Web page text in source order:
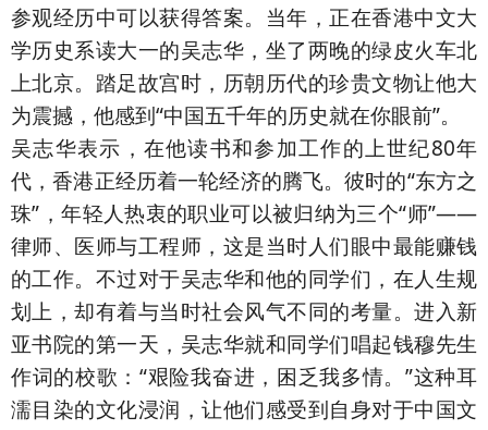
参观经历中可以获得答案。当年，正在香港中文大
学历史系读大一的吴志华，坐了两晚的绿皮火车北
上北京。踏足故宫时，历朝历代的珍贵文物让他大
为震撼，他感到“中国五千年的历史就在你眼前”。
吴志华表示，在他读书和参加工作的上世纪80年
代，香港正经历着一轮经济的腾飞。彼时的“东方之
珠”，年轻人热衷的职业可以被归纳为三个“师”——
律师、医师与工程师，这是当时人们眼中最能赚钱
的工作。不过对于吴志华和他的同学们，在人生规
划上，却有着与当时社会风气不同的考量。进入新
亚书院的第一天，吴志华就和同学们唱起钱穆先生
作词的校歌：“艰险我奋进，困乏我多情。”这种耳
濡目染的文化浸润，让他们感受到自身对于中国文